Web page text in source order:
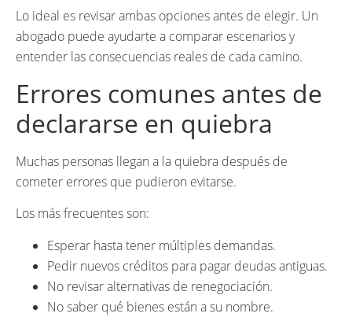
Lo ideal es revisar ambas opciones antes de elegir. Un
abogado puede ayudarte a comparar escenarios y
entender las consecuencias reales de cada camino.
Errores comunes antes de
declararse en quiebra
Muchas personas llegan a la quiebra después de
cometer errores que pudieron evitarse.
Los más frecuentes son:
Esperar hasta tener múltiples demandas.
Pedir nuevos créditos para pagar deudas antiguas.
No revisar alternativas de renegociación.
No saber qué bienes están a su nombre.